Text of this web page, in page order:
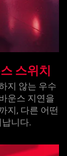
스위치
지 않는 우수
운스 지연을
지, 다른 어떤
납니다.